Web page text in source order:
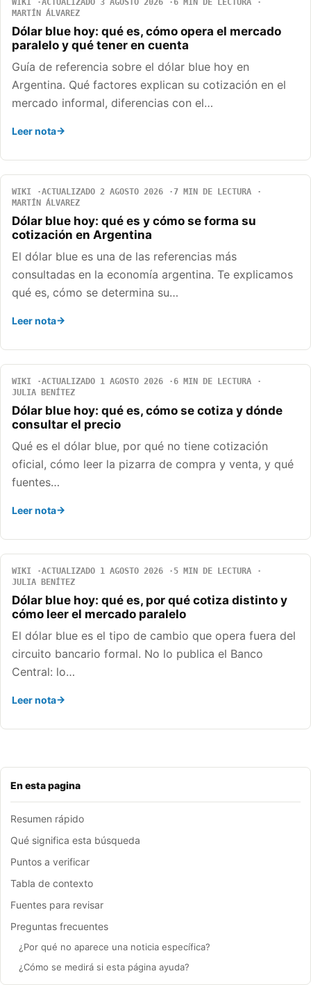
En esta pagina
Resumen rápido
Qué significa esta búsqueda
Puntos a verificar
Tabla de contexto
Fuentes para revisar
Preguntas frecuentes
¿Por qué no aparece una noticia específica?
¿Cómo se medirá si esta página ayuda?
WIKI ACTUALIZADO 3 AGOSTO 2026
6 MIN DE LECTURA
MARTÍN ÁLVAREZ
Dólar blue hoy: qué es, cómo opera el mercado
paralelo y qué tener en cuenta
Guía de referencia sobre el dólar blue hoy en
Argentina. Qué factores explican su cotización en el
mercado informal, diferencias con el…
Leer nota
WIKI ACTUALIZADO 2 AGOSTO 2026
7 MIN DE LECTURA
MARTÍN ÁLVAREZ
Dólar blue hoy: qué es y cómo se forma su
cotización en Argentina
El dólar blue es una de las referencias más
consultadas en la economía argentina. Te explicamos
qué es, cómo se determina su…
Leer nota
WIKI ACTUALIZADO 1 AGOSTO 2026
6 MIN DE LECTURA
JULIA BENÍTEZ
Dólar blue hoy: qué es, cómo se cotiza y dónde
consultar el precio
Qué es el dólar blue, por qué no tiene cotización
oficial, cómo leer la pizarra de compra y venta, y qué
fuentes…
Leer nota
WIKI ACTUALIZADO 1 AGOSTO 2026
5 MIN DE LECTURA
JULIA BENÍTEZ
Dólar blue hoy: qué es, por qué cotiza distinto y
cómo leer el mercado paralelo
El dólar blue es el tipo de cambio que opera fuera del
circuito bancario formal. No lo publica el Banco
Central: lo…
Leer nota